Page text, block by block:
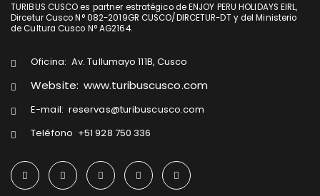
TURIBUS CUSCO es partner estratégico de ENJOY PERU HOLIDAYS EIRL,
Dircetur Cusco N° 082-2019GR CUSCO/DIRCETUR-DT y del Ministerio
de Cultura Cusco N° AG2164.
Oficina: Av. Tullumayo 111B, Cusco
Website: www.turibuscusco.com
E-mail: reservas@turibuscusco.com
Teléfono +51 928 750 336